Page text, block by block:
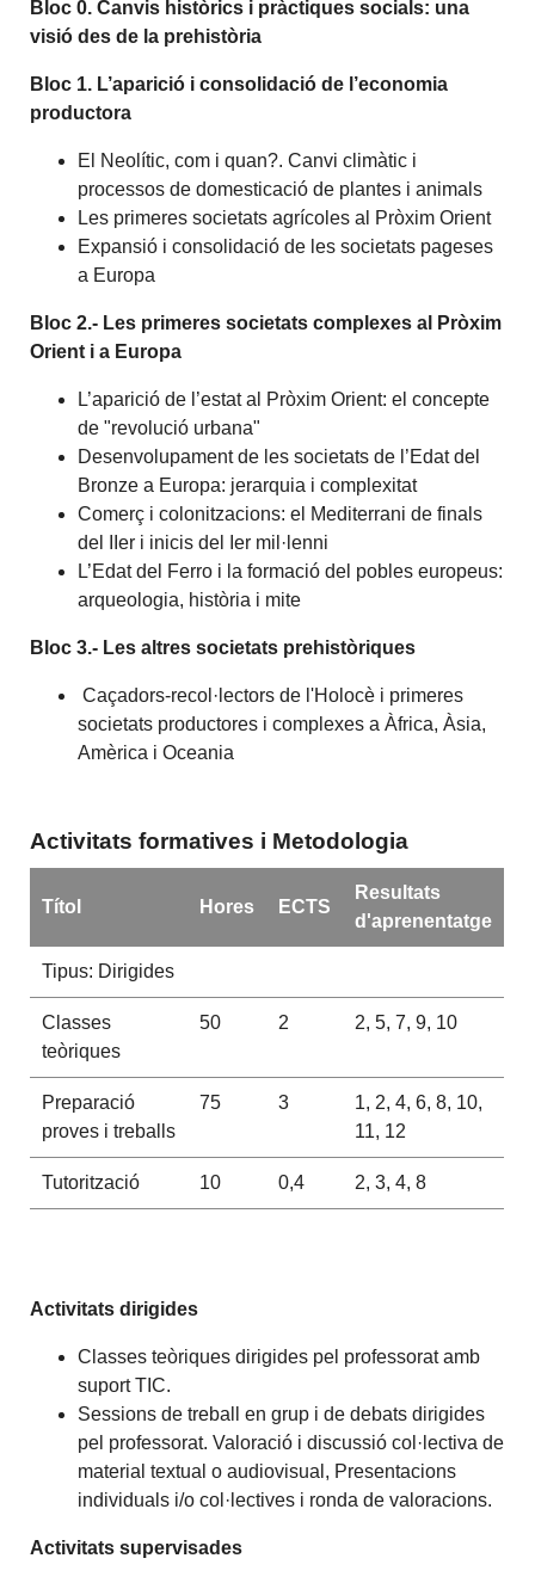
Bloc 0. Canvis històrics i pràctiques socials: una
visió des de la prehistòria
Bloc 1. L’aparició i consolidació de l’economia
productora
El Neolític, com i quan?. Canvi climàtic i
processos de domesticació de plantes i animals
Les primeres societats agrícoles al Pròxim Orient
Expansió i consolidació de les societats pageses
a Europa
Bloc 2.- Les primeres societats complexes al Pròxim
Orient i a Europa
L’aparició de l’estat al Pròxim Orient: el concepte
de "revolució urbana"
Desenvolupament de les societats de l’Edat del
Bronze a Europa: jerarquia i complexitat
Comerç i colonitzacions: el Mediterrani de finals
del IIer i inicis del Ier mil·lenni
L’Edat del Ferro i la formació del pobles europeus:
arqueologia, història i mite
Bloc 3.- Les altres societats prehistòriques
Caçadors-recol·lectors de l'Holocè i primeres
societats productores i complexes a Àfrica, Àsia,
Amèrica i Oceania
Activitats formatives i Metodologia
Títol Hores ECTS
Resultats
d'aprenentatge
Tipus: Dirigides
Classes
teòriques
50 2 2, 5, 7, 9, 10
Preparació
proves i treballs
75 3
1, 2, 4, 6, 8, 10,
11, 12
Tutorització 10 0,4 2, 3, 4, 8
Activitats dirigides
Classes teòriques dirigides pel professorat amb
suport TIC.
Sessions de treball en grup i de debats dirigides
pel professorat. Valoració i discussió col·lectiva de
material textual o audiovisual, Presentacions
individuals i/o col·lectives i ronda de valoracions.
Activitats supervisades